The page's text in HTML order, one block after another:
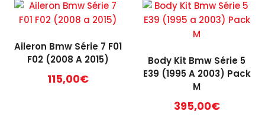
Aileron Bmw Série 7 F01
F02 (2008 A 2015)
115,00€
Body Kit Bmw Série 5
E39 (1995 A 2003) Pack
M
395,00€